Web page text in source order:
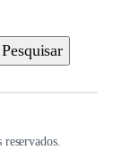
Pesquisar